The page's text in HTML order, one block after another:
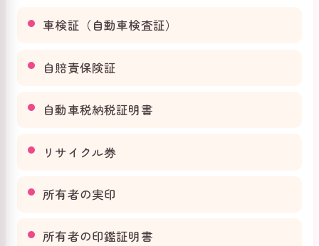
車検証（自動車検査証）
自賠責保険証
自動車税納税証明書
リサイクル券
所有者の実印
所有者の印鑑証明書